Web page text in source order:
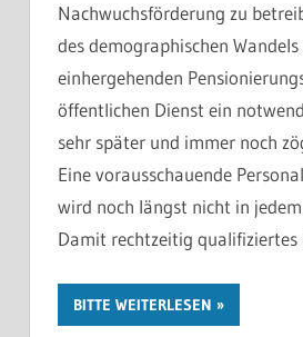
Nachwuchsförderung zu
des demographischen
einhergehenden
öffentlichen Dienst ein
sehr später und immer noch
Eine vorausschauende
wird noch längst nicht in
Damit rechtzeitig qualifiziertes
BITTE WEITERLESEN